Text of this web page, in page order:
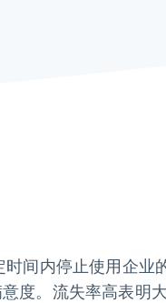
间内停止使用企
度。流失率高表明